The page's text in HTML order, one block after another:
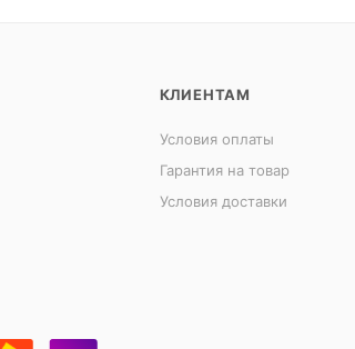
КЛИЕНТАМ
Условия оплаты
Гарантия на товар
Условия доставки